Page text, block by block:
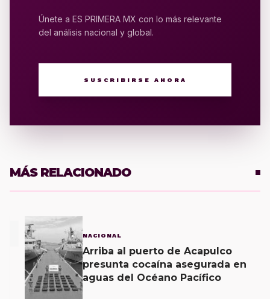
Únete a ES PRIMERA MX con lo más relevante
del análisis nacional y global.
SUSCRIBIRSE AHORA
MÁS RELACIONADO
NACIONAL
Arriba al puerto de Acapulco
presunta cocaína asegurada en
aguas del Océano Pacífico